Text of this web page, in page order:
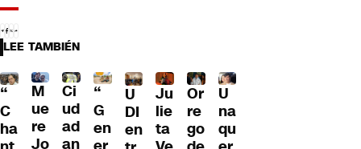
LEE TAMBIÉN
“
C
ha
M
ue
re
Jo
Ci
ud
ad
an
“
G
en
U
DI
en
Ju
lie
ta
Or
re
go
U
na
qu